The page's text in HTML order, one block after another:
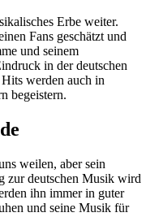
Erbe weiter.
Fans geschätzt und
und seinem
in der deutschen
werden auch in
begeistern.
weilen, aber sein
zur deutschen Musik wird
ihn immer in guter
und seine Musik für